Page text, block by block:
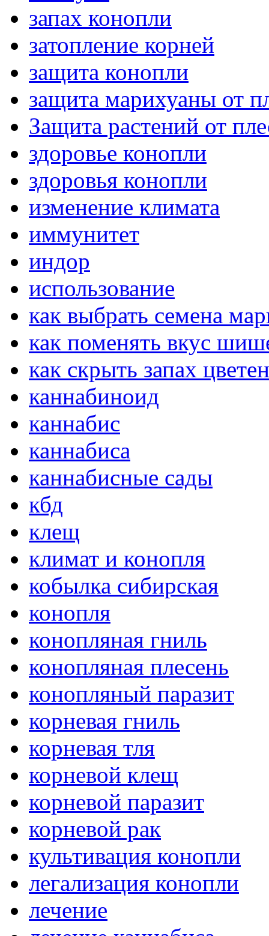
запах конопли
затопление корней
защита конопли
защита марихуаны от
Защита растений от
здоровье конопли
здоровья конопли
изменение климата
иммунитет
индор
использование
как выбрать семена
как поменять вкус
как скрыть запах
каннабиноид
каннабис
каннабиса
каннабисные сады
кбд
клещ
климат и конопля
кобылка сибирская
конопля
конопляная гниль
конопляная плесень
конопляный паразит
корневая гниль
корневая тля
корневой клещ
корневой паразит
корневой рак
культивация конопли
легализация конопли
лечение